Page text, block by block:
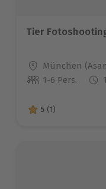
Tier
Standort
München
Anzahl der
1-6 Pers.
5 von 5 Sternen
5 (1)